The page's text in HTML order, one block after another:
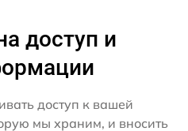
доступ и
доступ к вашей
мы храним, и вносить